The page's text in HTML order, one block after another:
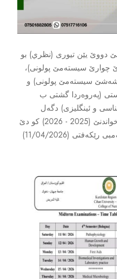
دووێ یێن تیوری (نظري) بو
چوارێ سیستەمێ پولونی)،
سیستەمێ پولونی) و
(پەروەردا گشتی ب
و ئینگلیزی) دگەل
(کولیژا پەرستاری) بو سالا خواندنێ (2025 - 2026) کو دێ
هێنە ئەنجام دان ل روژا شەمبی رێکەفتی (11/04/2026)